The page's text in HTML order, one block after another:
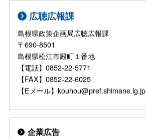
広聴広報課
島根県政策企画局広聴広報課
〒690-8501
島根県松江市殿町１番地
【電話】0852-22-5771
【FAX】0852-22-6025
【Eメール】kouhou@pref.shimane.lg.jp
企業広告